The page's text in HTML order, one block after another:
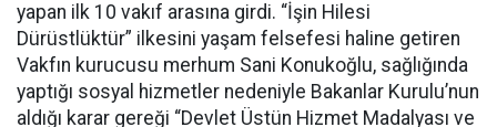
yapan ilk 10 vakıf arasına girdi. “İşin Hilesi
Dürüstlüktür” ilkesini yaşam felsefesi haline getiren
Vakfın kurucusu merhum Sani Konukoğlu, sağlığında
yaptığı sosyal hizmetler nedeniyle Bakanlar Kurulu’nun
aldığı karar gereği “Devlet Üstün Hizmet Madalyası ve